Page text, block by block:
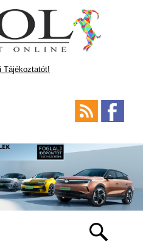
Tájékoztatót!